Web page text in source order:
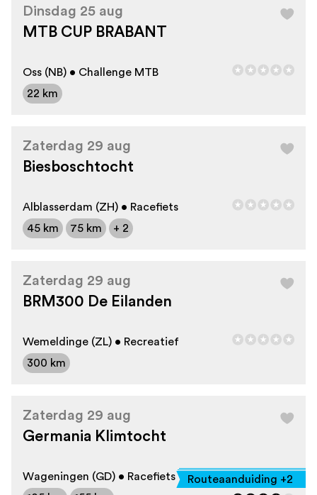
Dinsdag 25 aug
MTB CUP BRABANT
Oss (NB) • Challenge MTB
22 km
Zaterdag 29 aug
Biesboschtocht
Alblasserdam (ZH) • Racefiets
45 km
75 km + 2
Zaterdag 29 aug
BRM300 De Eilanden
Wemeldinge (ZL) • Recreatief
300 km
Zaterdag 29 aug
Germania Klimtocht
Wageningen (GD) • Racefiets
Routeaanduiding +2